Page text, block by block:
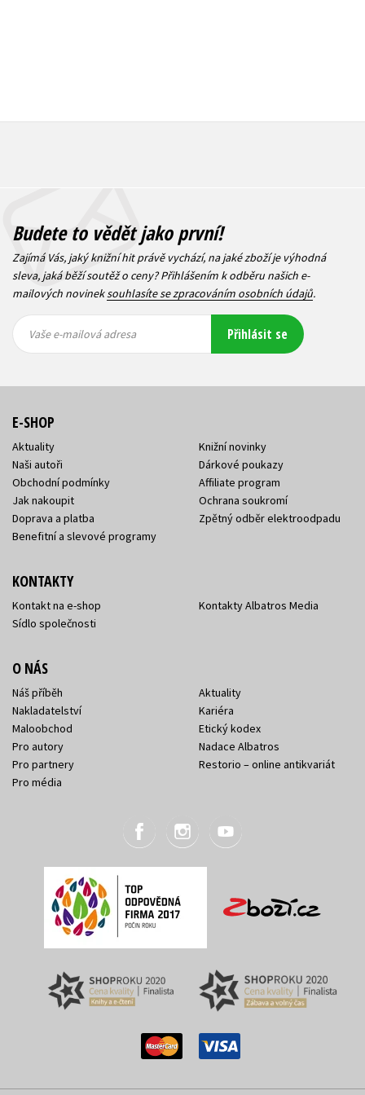
Budete to vědět jako první!
Zajímá Vás, jaký knižní hit právě vychází, na jaké zboží je výhodná
sleva, jaká běží soutěž o ceny? Přihlášením k odběru našich e-
mailových novineksouhlasíte se zpracováním osobních údajů.
mailová
mailová
Vaše e-mailová adresa Přihlásit se
E-SHOP
Aktuality
Naši autoři
Obchodní podmínky
Jak nakoupit
Doprava a platba
Benefitní a slevové programy
Knižní novinky
Dárkové poukazy
Affiliate program
Ochrana soukromí
Zpětný odběr elektroodpadu
KONTAKTY
Kontakt na e-shop
Sídlo společnosti
Kontakty Albatros Media
O NÁS
Náš příběh
Nakladatelství
Maloobchod
Pro autory
Pro partnery
Pro média
Aktuality
Kariéra
Etický kodex
Nadace Albatros
Restorio – online antikvariát